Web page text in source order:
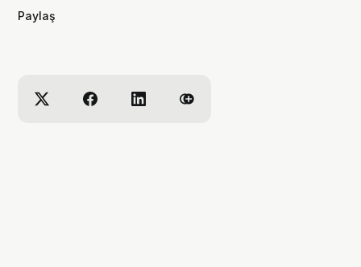
de bana eşlik etmek isterseniz,
Paylaş